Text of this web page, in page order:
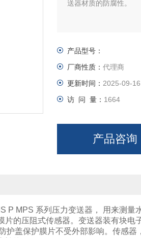
送器材质的防腐性。
产品型号：
厂商性质： 代理商
更新时间： 2025-09-16
访 问 量： 1664
产品咨询
P MPS 系列压力变送器， 用来测量
的压阻式传感器。变送器装有块电
护盖保护膜片不受外部影响。传感